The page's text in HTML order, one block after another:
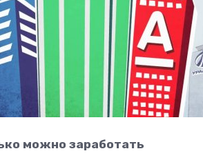
можно заработать